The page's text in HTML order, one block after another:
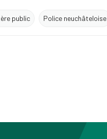
public Police neuchâteloise